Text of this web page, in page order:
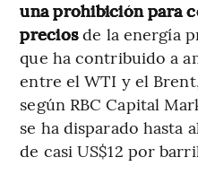
una prohibición para
preciosde la energía
que ha contribuido a
entre el WTI y el
según RBC Capital
se ha disparado hasta
de casi US$12 por